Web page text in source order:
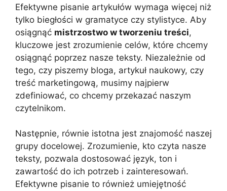
Efektywne pisanie artykułów wymaga więcej niż
tylko biegłości w gramatyce czy stylistyce. Aby
osiągnąć mistrzostwo w tworzeniu treści,
kluczowe jest zrozumienie celów, które chcemy
osiągnąć poprzez nasze teksty. Niezależnie od
tego, czy piszemy bloga, artykuł naukowy, czy
treść marketingową, musimy najpierw
zdefiniować, co chcemy przekazać naszym
czytelnikom.
Następnie, równie istotna jest znajomość naszej
grupy docelowej. Zrozumienie, kto czyta nasze
teksty, pozwala dostosować język, ton i
zawartość do ich potrzeb i zainteresowań.
Efektywne pisanie to również umiejętność